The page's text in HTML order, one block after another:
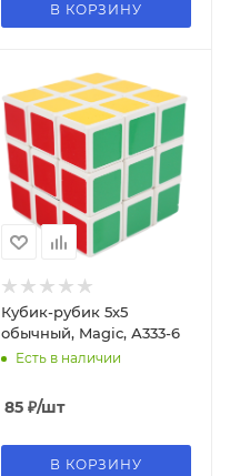
В КОРЗИНУ
Кубик-рубик 5х5
обычный, Magic, А333-6
Есть в наличии
85 ₽/шт
В КОРЗИНУ